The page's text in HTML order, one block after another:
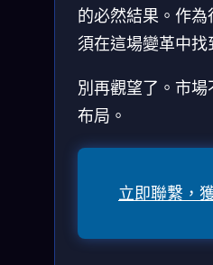
的必然結果。作
須在這場變革中找
別再觀望了。市
布局。
立即聯繫，